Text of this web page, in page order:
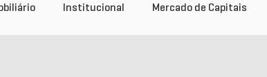
Institucional Mercado de Capitais